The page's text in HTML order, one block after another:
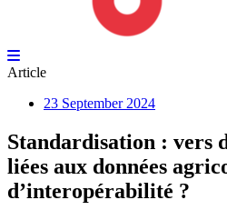
Article
23 September 2024
Standardisation : vers
liées aux données
d’interopérabilité ?